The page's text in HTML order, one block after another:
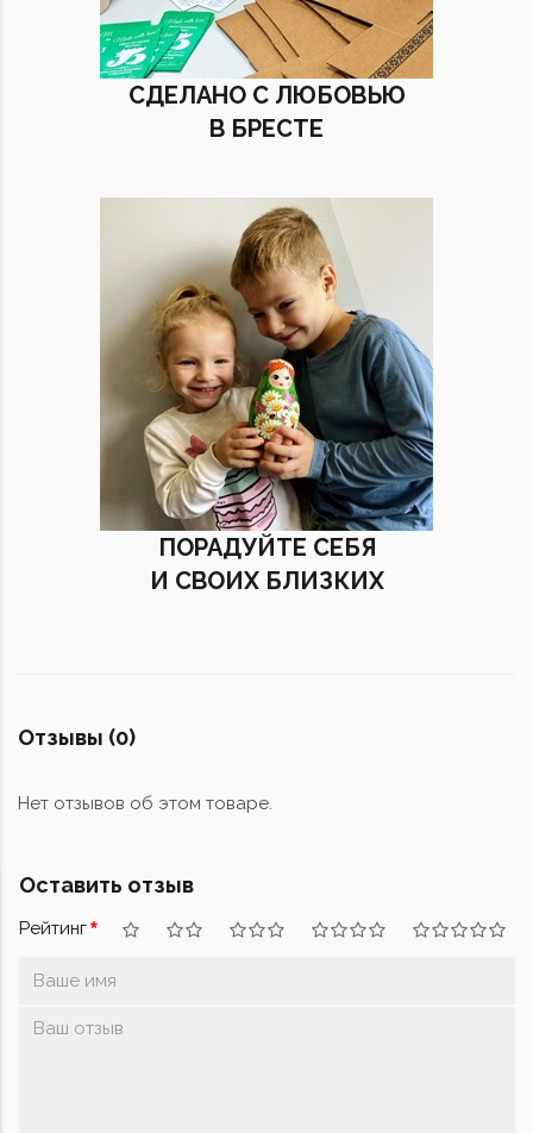
СДЕЛАНО С ЛЮБОВЬЮ
В БРЕСТЕ
ПОРАДУЙТЕ СЕБЯ
И СВОИХ БЛИЗКИХ
Отзывы (0)
Нет отзывов об этом товаре.
Оставить отзыв
Рейтинг